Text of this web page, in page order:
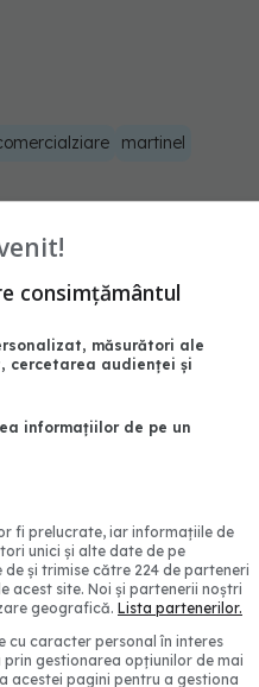
martinel
Ilie Bolojan, anunț
în contextul crizei
06 aug 2026, 15:24
consimțământul
măsurători ale
cercetarea audienței și
informațiilor de pe un
fi prelucrate, iar informațiile de
unici și alte date de pe
și trimise către 224 de parteneri
acest site. Noi și partenerii noștri
geografică. Lista partenerilor.
cu caracter personal în interes
gestionarea opțiunilor de mai
acestei pagini pentru a gestiona